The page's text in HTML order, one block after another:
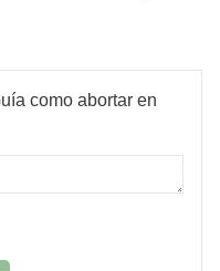
como abortar en